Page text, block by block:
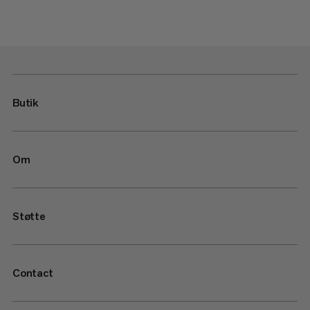
Butik
Om
Støtte
Contact